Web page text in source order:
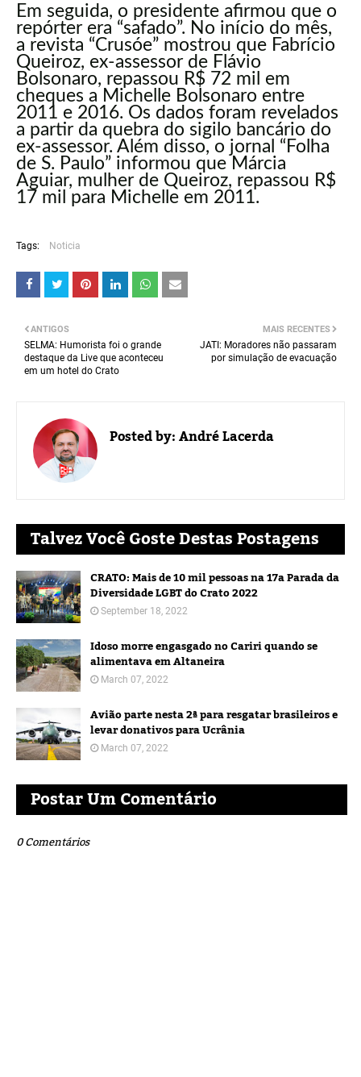
Em seguida, o presidente afirmou que o
repórter era “safado”. No início do mês,
a revista “Crusóe” mostrou que Fabrício
Queiroz, ex-assessor de Flávio
Bolsonaro, repassou R$ 72 mil em
cheques a Michelle Bolsonaro entre
2011 e 2016. Os dados foram revelados
a partir da quebra do sigilo bancário do
ex-assessor. Além disso, o jornal “Folha
de S. Paulo” informou que Márcia
Aguiar, mulher de Queiroz, repassou R$
17 mil para Michelle em 2011.
Tags: Noticia
MAIS RECENTES
JATI: Moradores não passaram
por simulação de evacuação
ANTIGOS
SELMA: Humorista foi o grande
destaque da Live que aconteceu
em um hotel do Crato
Posted by:André Lacerda
Talvez Você Goste Destas Postagens
CRATO: Mais de 10 mil pessoas na 17a Parada da
Diversidade LGBT do Crato 2022
September 18, 2022
Idoso morre engasgado no Cariri quando se
alimentava em Altaneira
March 07, 2022
Avião parte nesta 2ª para resgatar brasileiros e
levar donativos para Ucrânia
March 07, 2022
Postar Um Comentário
0 Comentários